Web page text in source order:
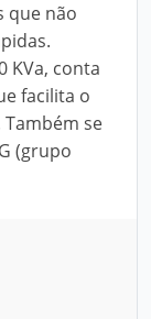
que não
KVa, conta
facilita o
se
(grupo